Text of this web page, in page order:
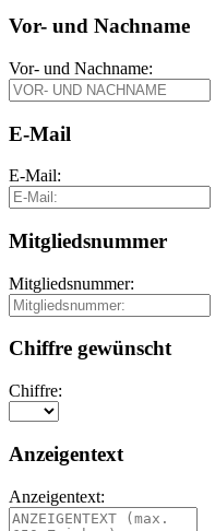
Vor- und Nachname
Vor- und Nachname:
E-Mail
E-Mail:
Mitgliedsnummer
Mitgliedsnummer:
Chiffre gewünscht
Chiffre:
Anzeigentext
Anzeigentext: